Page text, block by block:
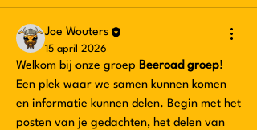
Joe Wouters
15 april 2026
Welkom bij onze groep Beeroad groep!
Een plek waar we samen kunnen komen
en informatie kunnen delen. Begin met het
posten van je gedachten, het delen van